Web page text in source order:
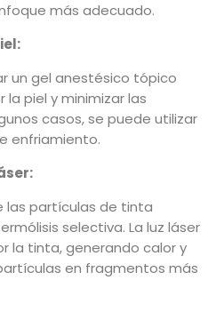
más adecuado.
un gel anestésico tópico
piel y minimizar las
casos, se puede utilizar
enfriamiento.
las partículas de tinta
selectiva. La luz láser
la tinta, generando calor y
en fragmentos más